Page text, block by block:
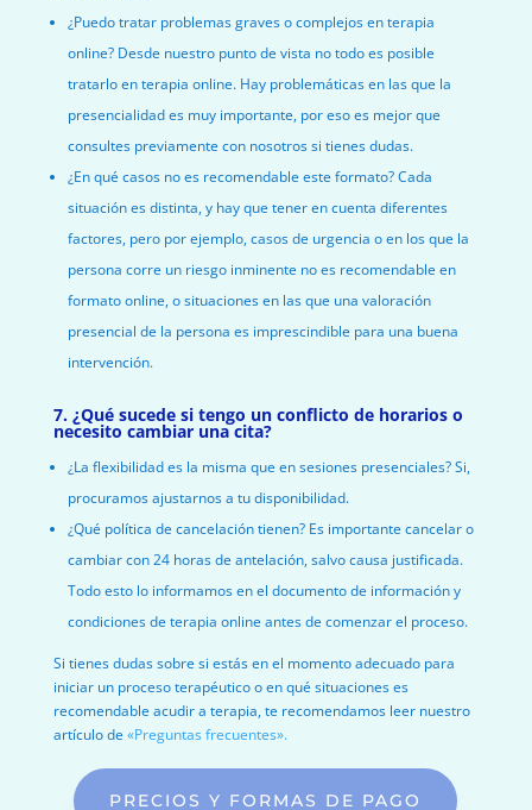
¿Puedo tratar problemas graves o complejos en terapia
online? Desde nuestro punto de vista no todo es posible
tratarlo en terapia online. Hay problemáticas en las que la
presencialidad es muy importante, por eso es mejor que
consultes previamente con nosotros si tienes dudas.
¿En qué casos no es recomendable este formato? Cada
situación es distinta, y hay que tener en cuenta diferentes
factores, pero por ejemplo, casos de urgencia o en los que la
persona corre un riesgo inminente no es recomendable en
formato online, o situaciones en las que una valoración
presencial de la persona es imprescindible para una buena
intervención.
7. ¿Qué sucede si tengo un conflicto de horarios o
necesito cambiar una cita?
¿La flexibilidad es la misma que en sesiones presenciales? Si,
procuramos ajustarnos a tu disponibilidad.
¿Qué política de cancelación tienen? Es importante cancelar o
cambiar con 24 horas de antelación, salvo causa justificada.
Todo esto lo informamos en el documento de información y
condiciones de terapia online antes de comenzar el proceso.
Si tienes dudas sobre si estás en el momento adecuado para
iniciar un proceso terapéutico o en qué situaciones es
recomendable acudir a terapia, te recomendamos leer nuestro
artículo de «Preguntas frecuentes».
PRECIOS Y FORMAS DE PAGO